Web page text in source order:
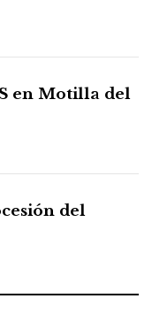
en Motilla del
del